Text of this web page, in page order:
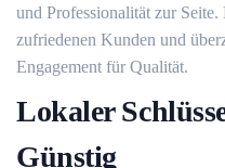
und Professionalität zur
zufriedenen Kunden und
Engagement für Qualität.
Lokaler
Günstig